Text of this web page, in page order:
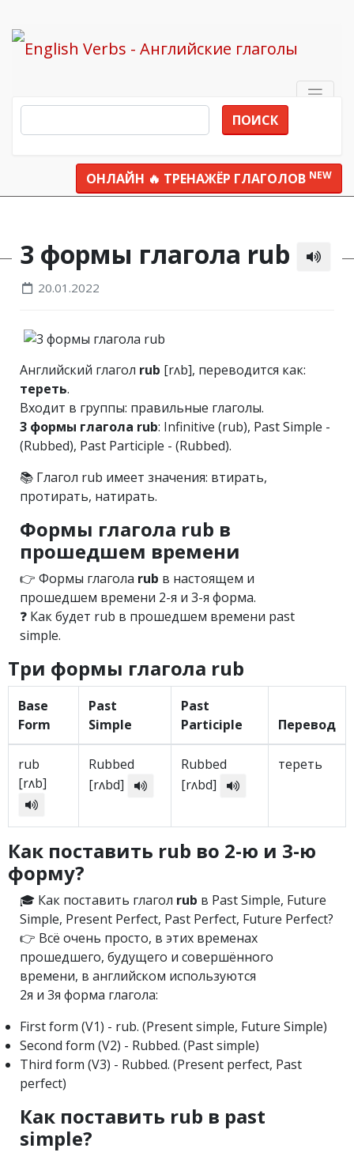
ПОИСК
ОНЛАЙН 🔥 ТРЕНАЖЁР ГЛАГОЛОВ NEW
3 формы глагола rub
20.01.2022
Английский глагол rub [rʌb], переводится как:
тереть.
Входит в группы: правильные глаголы.
3 формы глагола rub: Infinitive (rub), Past Simple -
(Rubbed), Past Participle - (Rubbed).
📚 Глагол rub имеет значения: втирать,
протирать, натирать.
Формы глагола rub в
прошедшем времени
👉 Формы глагола rub в настоящем и
прошедшем времени 2-я и 3-я форма.
❓ Как будет rub в прошедшем времени past
simple.
Три формы глагола rub
Base
Form
Past
Simple
Past
Participle
Перевод
rub
[rʌb]
Rubbed
[rʌbd]
Rubbed
[rʌbd]
тереть
Как поставить rub во 2-ю и 3-ю
форму?
🎓 Как поставить глагол rub в Past Simple, Future
Simple, Present Perfect, Past Perfect, Future Perfect?
👉 Всё очень просто, в этих временах
прошедшего, будущего и совершённого
времени, в английском используются
2я и 3я форма глагола:
First form (V1) - rub. (Present simple, Future Simple)
Second form (V2) - Rubbed. (Past simple)
Third form (V3) - Rubbed. (Present perfect, Past
perfect)
Как поставить rub в past
simple?